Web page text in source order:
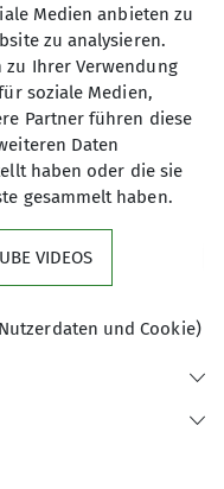
eine Gruppe
von 14 bis
gerne in
dich
Komm einfach
Touren
Events,
e.V.
Medien anbieten zu
zu analysieren.
Ihrer Verwendung
soziale Medien,
Partner führen diese
Daten
haben oder die sie
gesammelt haben.
VIDEOS
und Cookie)